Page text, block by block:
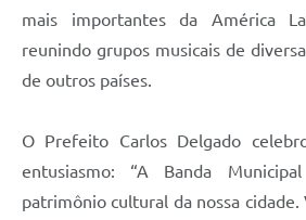
Termos de Uso & Política de Privacidade
mais importantes da América
reunindo grupos musicais de
de outros países.
O Prefeito Carlos Delgado
entusiasmo: “A Banda
patrimônio cultural da nossa cidade.